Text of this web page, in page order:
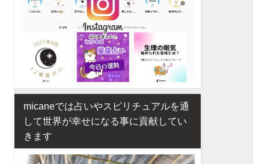
micaneでは占いやスピリチュアルを通
して世界が幸せになる事に貢献してい
きます